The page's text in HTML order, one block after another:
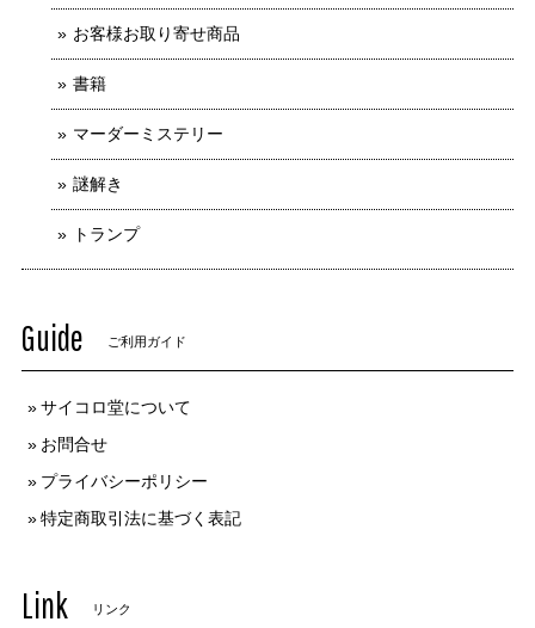
お客様お取り寄せ商品
書籍
マーダーミステリー
謎解き
トランプ
Guide ご利用ガイド
サイコロ堂について
お問合せ
プライバシーポリシー
特定商取引法に基づく表記
Link リンク